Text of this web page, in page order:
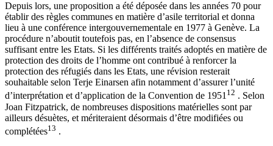
Depuis lors, une proposition a été déposée dans les années 70 pour
établir des règles communes en matière d’asile territorial et donna
lieu à une conférence intergouvernementale en 1977 à Genève. La
procédure n’aboutit toutefois pas, en l’absence de consensus
suffisant entre les Etats. Si les différents traités adoptés en matière de
protection des droits de l’homme ont contribué à renforcer la
protection des réfugiés dans les Etats, une révision resterait
souhaitable selon Terje Einarsen afin notamment d’assurer l’unité
d’interprétation et d’application de la Convention de 195112 . Selon
Joan Fitzpatrick, de nombreuses dispositions matérielles sont par
ailleurs désuètes, et mériteraient désormais d’être modifiées ou
complétées13 .